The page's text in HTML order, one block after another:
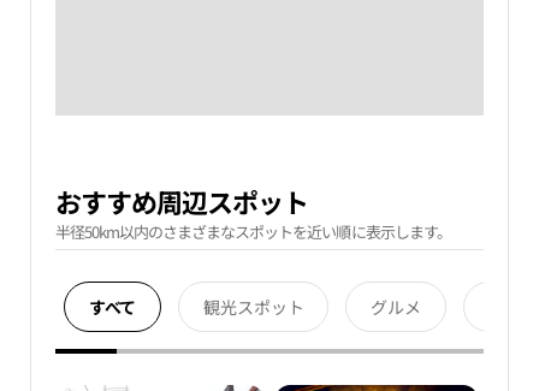
おすすめ周辺スポット
半径50km以内のさまざまなスポットを近い順に表示します。
すべて 観光スポット グルメ